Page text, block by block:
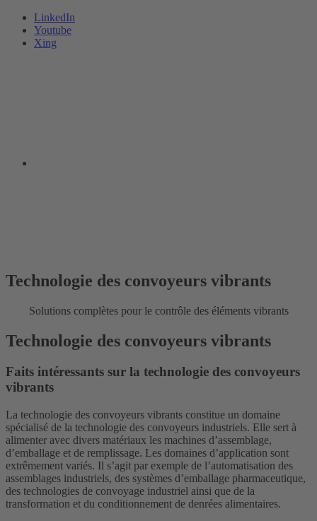
LinkedIn
Youtube
Xing
Technologie des convoyeurs vibrants
Solutions complètes pour le contrôle des éléments vibrants
Technologie des convoyeurs vibrants
Faits intéressants sur la technologie des convoyeurs
vibrants
La technologie des convoyeurs vibrants constitue un domaine
spécialisé de la technologie des convoyeurs industriels. Elle sert à
alimenter avec divers matériaux les machines d’assemblage,
d’emballage et de remplissage. Les domaines d’application sont
extrêmement variés. Il s’agit par exemple de l’automatisation des
assemblages industriels, des systèmes d’emballage pharmaceutique,
des technologies de convoyage industriel ainsi que de la
transformation et du conditionnement de denrées alimentaires.